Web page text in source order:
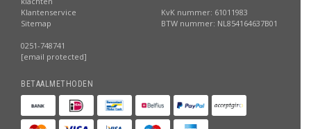
Klantenservice
Sitemap
0251-748741
[email protected]
KvK nummer: 61011983
BTW nummer: NL854164637B01
BETAALMETHODEN